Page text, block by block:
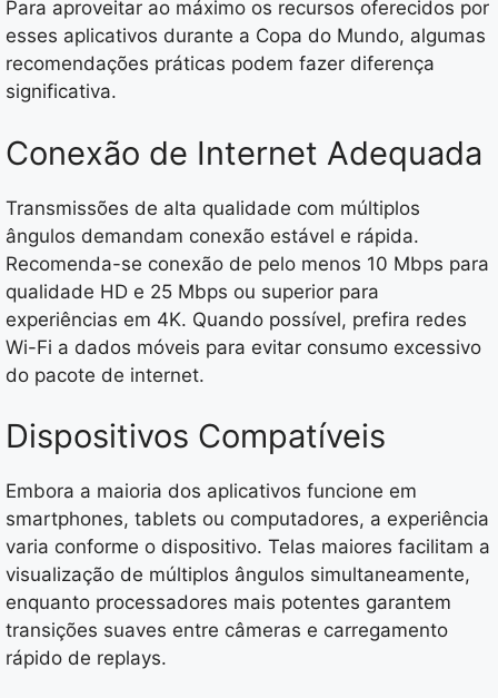
Para aproveitar ao máximo os recursos oferecidos por
esses aplicativos durante a Copa do Mundo, algumas
recomendações práticas podem fazer diferença
significativa.
Conexão de Internet Adequada
Transmissões de alta qualidade com múltiplos
ângulos demandam conexão estável e rápida.
Recomenda-se conexão de pelo menos 10 Mbps para
qualidade HD e 25 Mbps ou superior para
experiências em 4K. Quando possível, prefira redes
Wi-Fi a dados móveis para evitar consumo excessivo
do pacote de internet.
Dispositivos Compatíveis
Embora a maioria dos aplicativos funcione em
smartphones, tablets ou computadores, a experiência
varia conforme o dispositivo. Telas maiores facilitam a
visualização de múltiplos ângulos simultaneamente,
enquanto processadores mais potentes garantem
transições suaves entre câmeras e carregamento
rápido de replays.